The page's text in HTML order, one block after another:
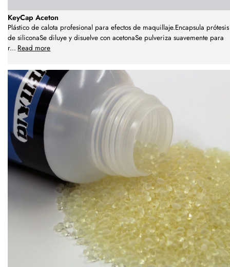
KeyCap Aceton
Plástico de calota profesional para efectos de maquillaje.Encapsula prótesis
de siliconaSe diluye y disuelve con acetonaSe pulveriza suavemente para
r... Read more